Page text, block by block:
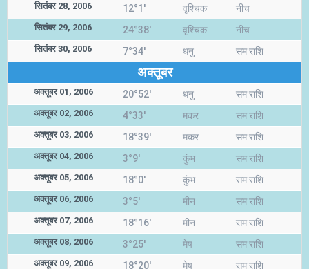
सितंबर 28, 2006 12°1' वृश्चिक नीच
सितंबर 29, 2006 24°38' वृश्चिक नीच
सितंबर 30, 2006 7°34' धनु सम राशि
अक्तूबर
अक्तूबर 01, 2006 20°52' धनु सम राशि
अक्तूबर 02, 2006 4°33' मकर सम राशि
अक्तूबर 03, 2006 18°39' मकर सम राशि
अक्तूबर 04, 2006 3°9' कुंभ सम राशि
अक्तूबर 05, 2006 18°0' कुंभ सम राशि
अक्तूबर 06, 2006 3°5' मीन सम राशि
अक्तूबर 07, 2006 18°16' मीन सम राशि
अक्तूबर 08, 2006 3°25' मेष सम राशि
अक्तूबर 09, 2006 18°20' मेष सम राशि